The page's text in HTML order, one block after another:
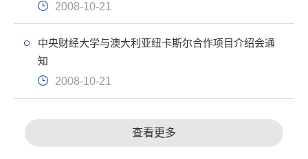
2008-10-21
中央财经大学与澳大利亚纽卡斯尔合作项目介绍会通
知
2008-10-21
查看更多